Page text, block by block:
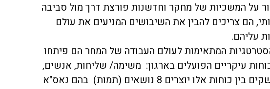
על המשכיות של מחקר וחדשנות פורצת דרך מול סביבה
הם צריכים להבין את השיבושים המניעים את עולם
עליהם.
המתאימות לעולם העבודה של המחר הם פיתחו
עיקריים הפועלים בארגון:  משימה/ שליחות, אנשים,
טכנולוגיה וסביבת העבודה. הממשקים בין כוחות אלו יוצרים 8 נושאים (תמות)  בהם נאס"א